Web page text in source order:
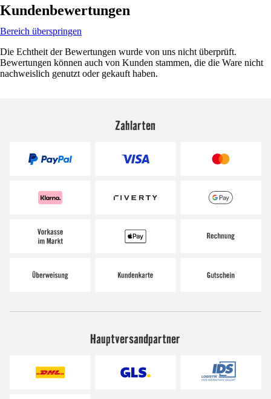
Kundenbewertungen
Bereich überspringen
Die Echtheit der Bewertungen wurde von uns nicht überprüft.
Bewertungen können auch von Kunden stammen, die die Ware nicht
nachweislich genutzt oder gekauft haben.
Zahlarten
Hauptversandpartner